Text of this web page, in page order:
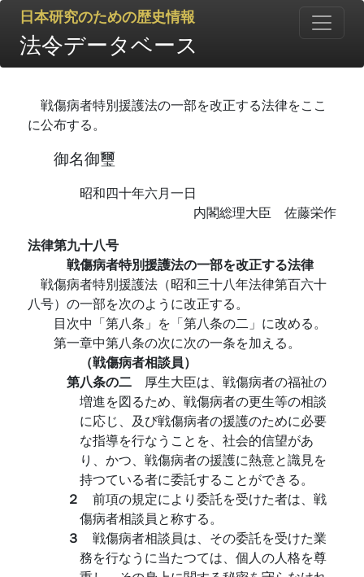
日本研究のための歴史情報
法令データベース
戦傷病者特別援護法の一部を改正する法律をここ
に公布する。
御名御璽
昭和四十年六月一日
内閣総理大臣 佐藤栄作
法律第九十八号
戦傷病者特別援護法の一部を改正する法律
戦傷病者特別援護法（昭和三十八年法律第百六十
八号）の一部を次のように改正する。
目次中「第八条」を「第八条の二」に改める。
第一章中第八条の次に次の一条を加える。
（戦傷病者相談員）
第八条の二 厚生大臣は、戦傷病者の福祉の
増進を図るため、戦傷病者の更生等の相談
に応じ、及び戦傷病者の援護のために必要
な指導を行なうことを、社会的信望があ
り、かつ、戦傷病者の援護に熱意と識見を
持つている者に委託することができる。
２ 前項の規定により委託を受けた者は、戦
傷病者相談員と称する。
３ 戦傷病者相談員は、その委託を受けた業
務を行なうに当たつては、個人の人格を尊